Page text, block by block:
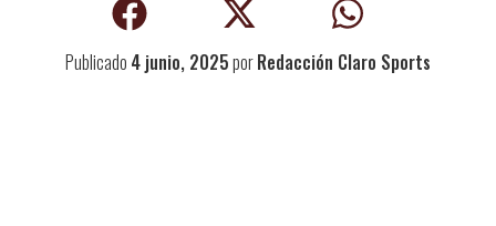
Publicado 4 junio, 2025porRedacción Claro Sports